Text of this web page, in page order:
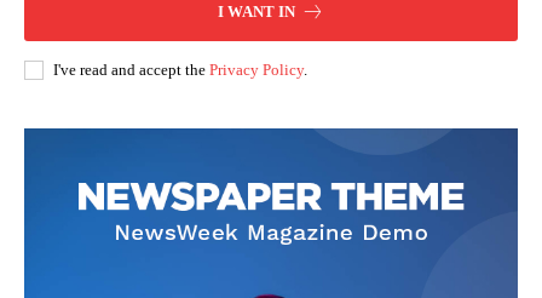
I WANT IN
I've read and accept the Privacy Policy.